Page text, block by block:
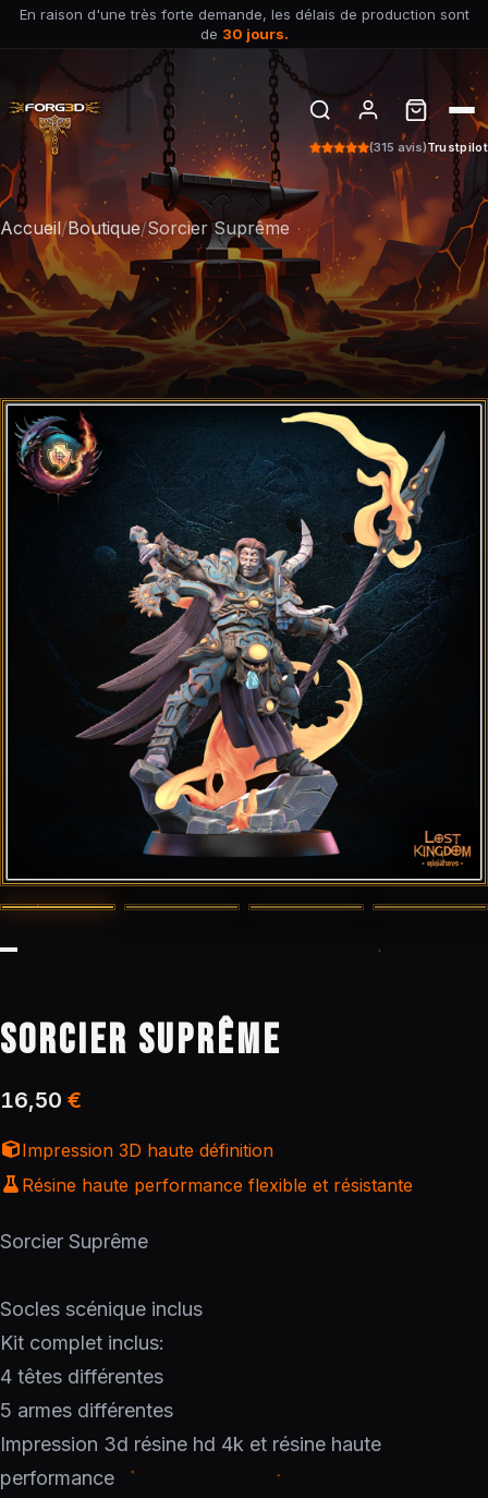
En raison d'une très forte demande, les délais de production sont
de 30 jours.
(315 avis)Trustpilot
Accueil/Boutique/Sorcier Suprême
SORCIER SUPRÊME
16,50 €
Impression 3D haute définition
Résine haute performance flexible et résistante
Sorcier Suprême
Socles scénique inclus
Kit complet inclus:
4 têtes différentes
5 armes différentes
Impression 3d résine hd 4k et résine haute
performance